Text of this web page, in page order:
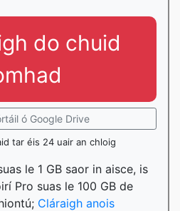
do chuid
ó Google Drive
tar éis 24 uair an chloig
le 1 GB saor in aisce, is
Pro suas le 100 GB de
Cláraigh anois